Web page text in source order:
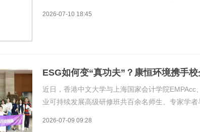
垃圾能源化与资源化关键技术及应用”项目后，康
领域的最高荣誉，彰显了公司在固废处置与能源
2026-07-10 18:45
ESG如何变“真功夫”？康恒环境携手
金与绿色出海密码
近日，香港中文大学与上海国家会计学院EMPAcc
业可持续发展高级研修班共百余名师生、专家学
上海总部，深入了解康恒环境ESG管理与绿色金
向全球的可持续发展新范式。展厅参观环节，来
2026-07-09 09:28